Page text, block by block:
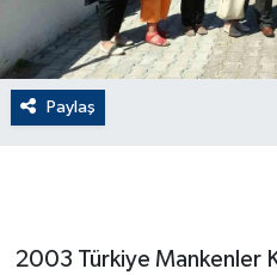
Paylaş
2003 Türkiye Mankenler
Flaş Haber
Gayrimenkul